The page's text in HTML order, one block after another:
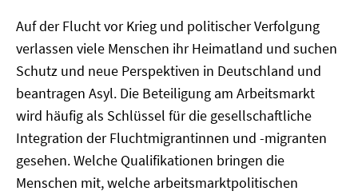
Auf der Flucht vor Krieg und politischer Verfolgung
verlassen viele Menschen ihr Heimatland und suchen
Schutz und neue Perspektiven in Deutschland und
beantragen Asyl. Die Beteiligung am Arbeitsmarkt
wird häufig als Schlüssel für die gesellschaftliche
Integration der Fluchtmigrantinnen und -migranten
gesehen. Welche Qualifikationen bringen die
Menschen mit, welche arbeitsmarktpolitischen